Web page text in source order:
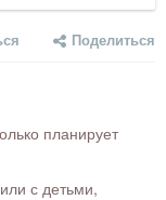
Поделиться
планирует
с детьми,